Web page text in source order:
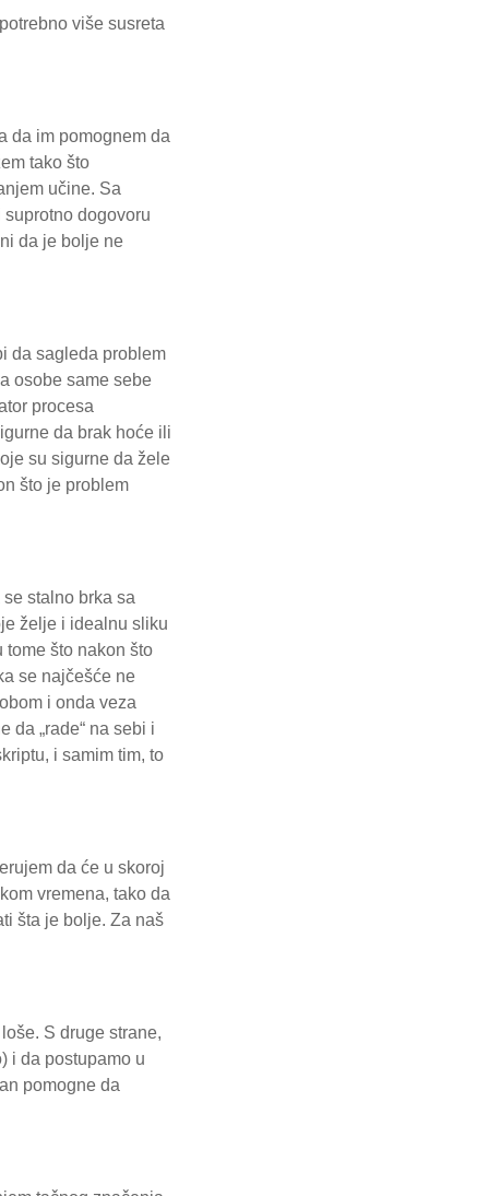
više susreta
da im pomognem da
tako što
učine. Sa
dogovoru
da je bolje ne
da sagleda problem
osobe same sebe
procesa
da brak hoće ili
su sigurne da žele
što je problem
stalno brka sa
želje i idealnu sliku
tome što nakon što
se najčešće ne
i onda veza
da „rade“ na sebi i
i samim tim, to
da će u skoroj
vremena, tako da
šta je bolje. Za naš
S druge strane,
i da postupamo u
pomogne da